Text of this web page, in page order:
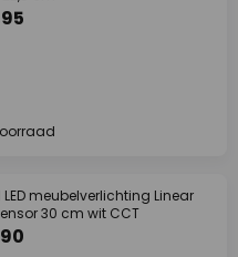
LED meubelverlichting Linear
30 cm wit CCT